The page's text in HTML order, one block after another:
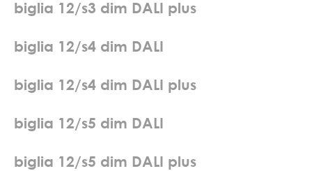
biglia 12/s3 dim DALI plus
biglia 12/s4 dim DALI
biglia 12/s4 dim DALI plus
biglia 12/s5 dim DALI
biglia 12/s5 dim DALI plus